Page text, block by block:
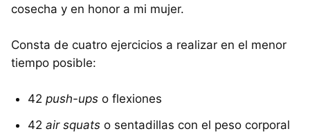
cosecha y en honor a mi mujer.
Consta de cuatro ejercicios a realizar en el menor
tiempo posible:
42 push-ups o flexiones
42 air squats o sentadillas con el peso corporal